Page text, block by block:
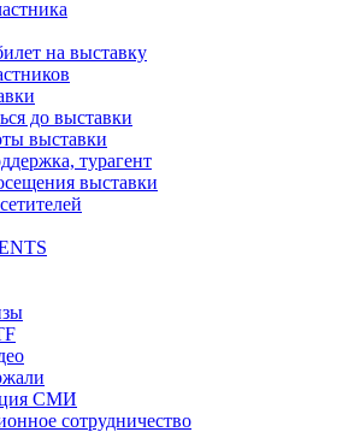
на выставку
до выставки
выставки
турагент
выставки
СМИ
сотрудничество